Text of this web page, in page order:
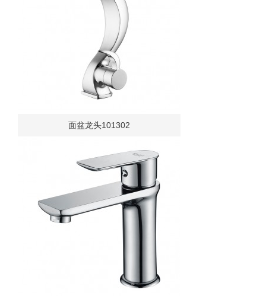
面盆龙头101302